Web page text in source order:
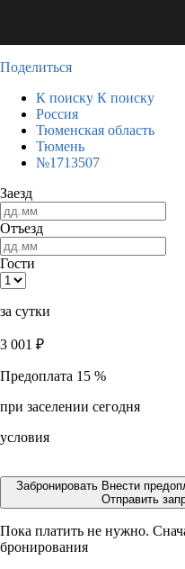
Поделиться
К поиску К поиску
Россия
Тюменская область
Тюмень
№1713507
Заезд
Отъезд
Гости
за сутки
3 001 ₽
Предоплата 15 %
при заселении сегодня
условия
Забронировать Внести
Отправить
Пока платить не нужно.
бронирования